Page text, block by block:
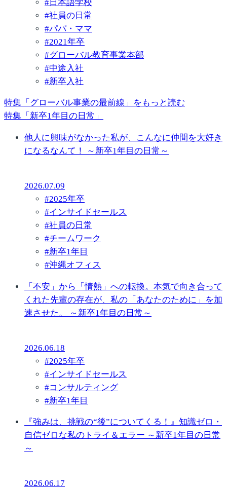
# 日本語学校
#社員の日常
#パパ・ママ
#2021年卒
#グローバル教育事業本部
#中途入社
#新卒入社
特集「グローバル事業の最前線」をもっと読む
特集「新卒1年目の日常」
他人に興味がなかった私が、こんなに仲間を大好き
になるなんて！ ～新卒1年目の日常～
2026.07.09
#2025年卒
#インサイドセールス
#社員の日常
#チームワーク
#新卒1年目
#沖縄オフィス
「不安」から「情熱」への転換。本気で向き合って
くれた先輩の存在が、私の「あなたのために」を加
速させた。 ～新卒1年目の日常～
2026.06.18
#2025年卒
#インサイドセールス
#コンサルティング
#新卒1年目
『強みは、挑戦の“後”についてくる！』知識ゼロ・
自信ゼロな私のトライ＆エラー ～新卒1年目の日常
～
2026.06.17